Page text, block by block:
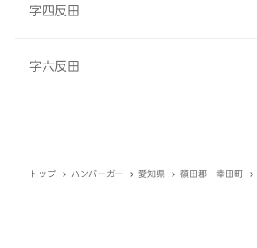
字四反田
字六反田
トップ ハンバーガー 愛知県 額田郡 幸田町